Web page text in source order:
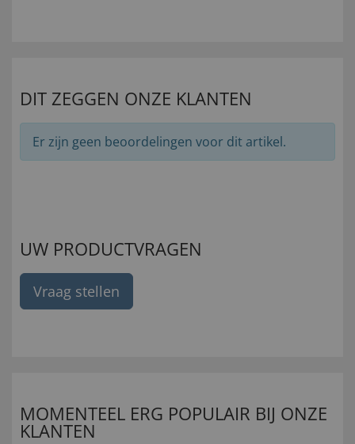
DIT ZEGGEN ONZE KLANTEN
Er zijn geen beoordelingen voor dit artikel.
UW PRODUCTVRAGEN
Vraag stellen
MOMENTEEL ERG POPULAIR BIJ ONZE
KLANTEN